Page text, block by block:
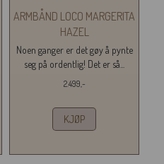
ARMBÅND LOCO MARGERITA
HAZEL
Noen ganger er det gøy å pynte
seg på ordentlig! Det er så...
2.499,-
KJØP